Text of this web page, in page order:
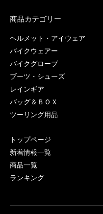
商品カテゴリー
ヘルメット・アイウェア
バイクウェアー
バイクグローブ
ブーツ・シューズ
レインギア
バッグ＆ＢＯＸ
ツーリング用品
トップページ
新着情報一覧
商品一覧
ランキング